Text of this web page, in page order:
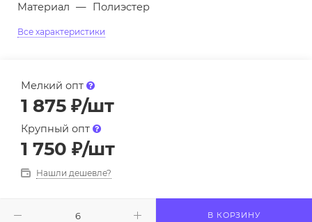
Материал — Полиэстер
Все характеристики
Мелкий опт
1 875 ₽/шт
Крупный опт
1 750 ₽/шт
Нашли дешевле?
В КОРЗИНУ